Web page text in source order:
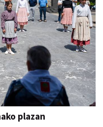
plazan